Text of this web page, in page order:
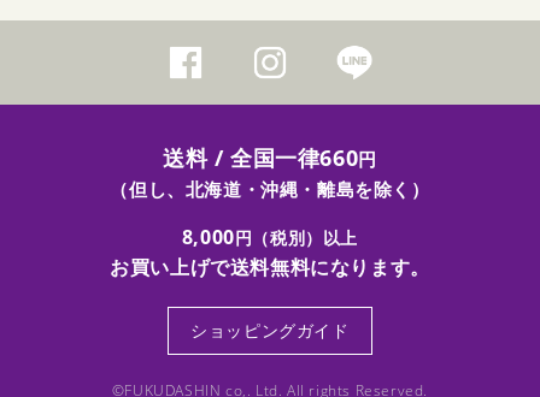
送料 / 全国一律660円
（但し、北海道・沖縄・離島を除く）
8,000円（税別）以上
お買い上げで送料無料になります。
ショッピングガイド
©FUKUDASHIN co,. Ltd. All rights Reserved.